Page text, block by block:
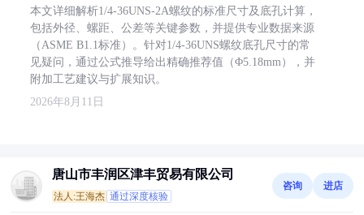
本文详细解析1/4-36UNS-2A螺纹的标准尺寸及底孔计算，
包括外径、螺距、公差等关键参数，并提供专业数据来源
（ASME B1.1标准）。针对1/4-36UNS螺纹底孔尺寸的常
见疑问，通过公式推导给出精确推荐值（Φ5.18mm），并
附加工艺建议与扩展知识。
2026年8月11日
唐山市丰润区津丰贸易有限公司
法人:王海杰 通过深度核验
咨询 进店